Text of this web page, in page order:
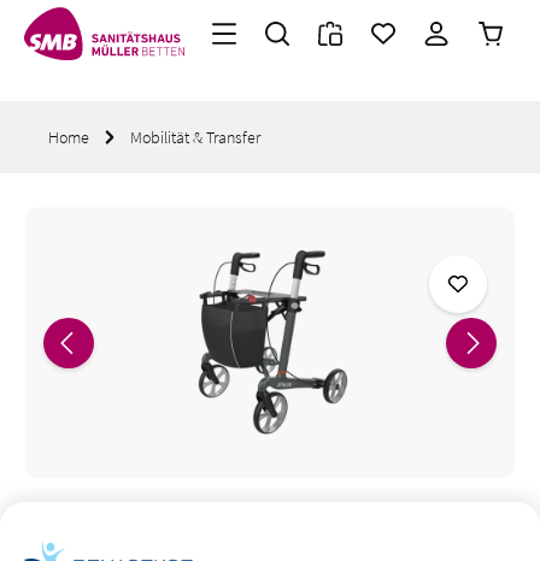
Zum Hauptinhalt springen
Home Mobilität & Transfer